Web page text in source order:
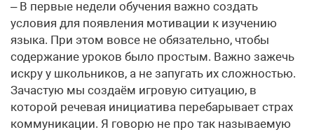
– В первые недели обучения важно создать
условия для появления мотивации к изучению
языка. При этом вовсе не обязательно, чтобы
содержание уроков было простым. Важно зажечь
искру у школьников, а не запугать их сложностью.
Зачастую мы создаём игровую ситуацию, в
которой речевая инициатива перебарывает страх
коммуникации. Я говорю не про так называемую